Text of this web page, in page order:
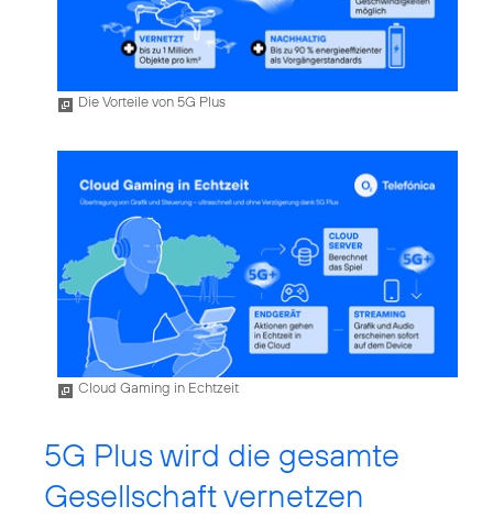
Die Vorteile von 5G Plus
Cloud Gaming in Echtzeit
5G Plus wird die gesamte
Gesellschaft vernetzen